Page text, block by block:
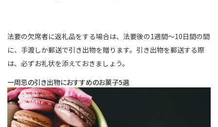
法要の欠席者に返礼品をする場合は、法要後の1週間～10日間の間
に、手渡しか郵送で引き出物を贈ります。引き出物を郵送する際
は、必ずお礼状を添えておきましょう。
一周忌の引き出物におすすめのお菓子5選